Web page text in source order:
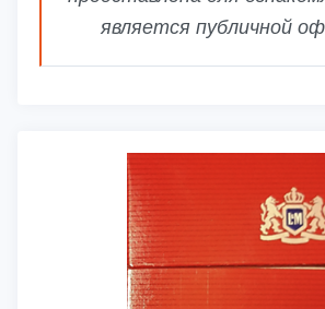
является публичной